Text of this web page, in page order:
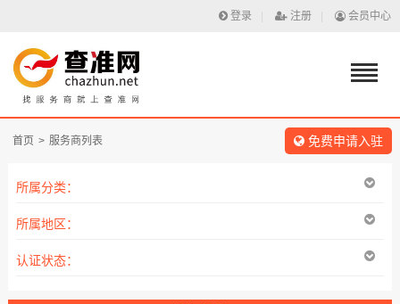
登录 注册 会员中心
首页 > 服务商列表 免费申请入驻
所属分类：
所属地区：
认证状态：